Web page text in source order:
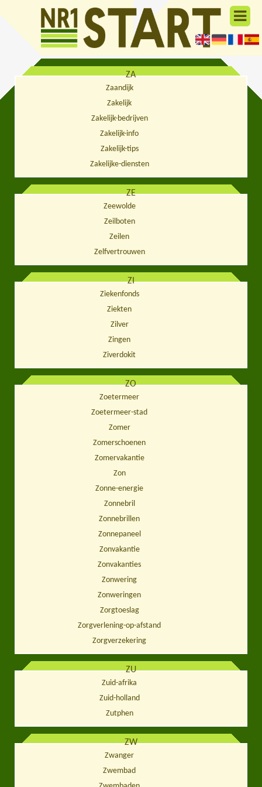
ZA
Zaandijk
Zakelijk
Zakelijk-bedrijven
Zakelijk-info
Zakelijk-tips
Zakelijke-diensten
ZE
Zeewolde
Zeilboten
Zeilen
Zelfvertrouwen
ZI
Ziekenfonds
Ziekten
Zilver
Zingen
Ziverdokit
ZO
Zoetermeer
Zoetermeer-stad
Zomer
Zomerschoenen
Zomervakantie
Zon
Zonne-energie
Zonnebril
Zonnebrillen
Zonnepaneel
Zonvakantie
Zonvakanties
Zonwering
Zonweringen
Zorgtoeslag
Zorgverlening-op-afstand
Zorgverzekering
ZU
Zuid-afrika
Zuid-holland
Zutphen
ZW
Zwanger
Zwembad